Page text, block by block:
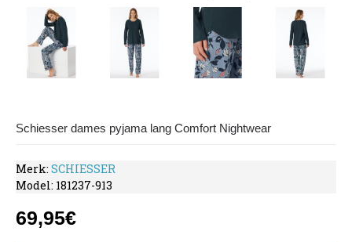
Schiesser dames pyjama lang Comfort Nightwear
Merk: SCHIESSER
Model: 181237-913
69,95€